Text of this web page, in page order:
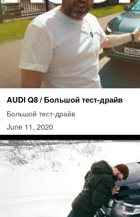
AUDI Q8 / Большой тест-драйв
Большой тест-драйв
June 11, 2020